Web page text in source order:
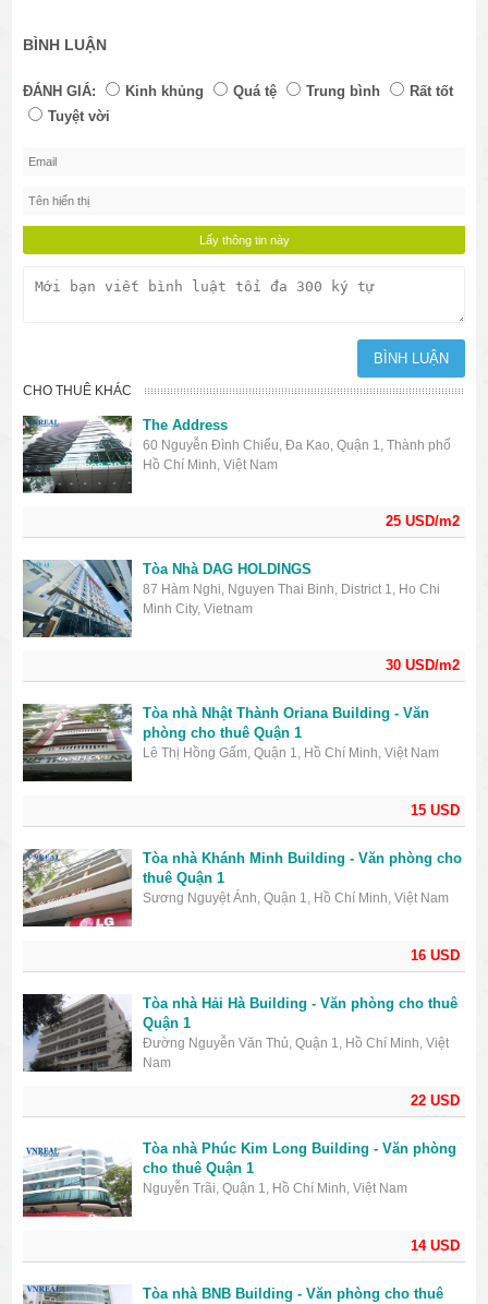
BÌNH LUẬN
ĐÁNH GIÁ: Kinh khủng Quá tệ Trung bình
Rất tốt
Tuyệt vời
CHO THUÊ KHÁC
25 USD/m2
The Address
60 Nguyễn Đình Chiểu, Đa Kao, Quận 1, Thành phố
Hồ Chí Minh, Việt Nam
30 USD/m2
Tòa Nhà DAG HOLDINGS
87 Hàm Nghi, Nguyen Thai Binh, District 1, Ho Chi
Minh City, Vietnam
15 USD
Tòa nhà Nhật Thành Oriana Building - Văn
phòng cho thuê Quận 1
Lê Thị Hồng Gấm, Quận 1, Hồ Chí Minh, Việt Nam
16 USD
Tòa nhà Khánh Minh Building - Văn phòng cho
thuê Quận 1
Sương Nguyệt Ánh, Quận 1, Hồ Chí Minh, Việt Nam
22 USD
Tòa nhà Hải Hà Building - Văn phòng cho thuê
Quận 1
Đường Nguyễn Văn Thủ, Quận 1, Hồ Chí Minh, Việt
Nam
14 USD
Tòa nhà Phúc Kim Long Building - Văn phòng
cho thuê Quận 1
Nguyễn Trãi, Quận 1, Hồ Chí Minh, Việt Nam
Tòa nhà BNB Building - Văn phòng cho thuê